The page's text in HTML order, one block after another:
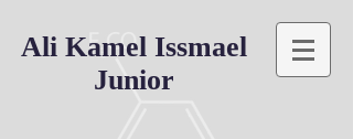
Ali Kamel Issmael
Junior